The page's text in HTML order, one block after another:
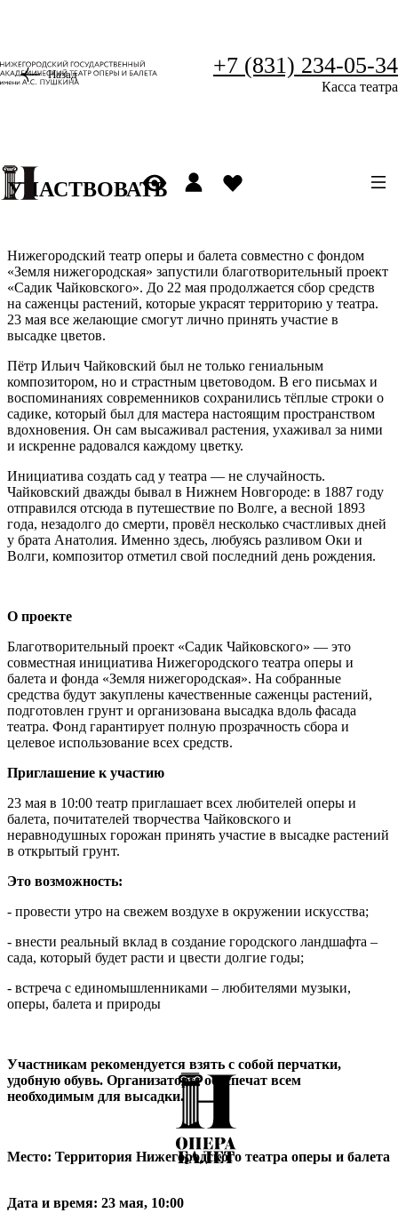
+7 (831) 234-05-34
Касса театра
Назад
УЧАСТВОВАТЬ
Нижегородский театр оперы и балета совместно с фондом
«Земля нижегородская» запустили благотворительный проект
«Садик Чайковского». До 22 мая продолжается сбор средств
на саженцы растений, которые украсят территорию у театра.
23 мая все желающие смогут лично принять участие в
высадке цветов.
Пётр Ильич Чайковский был не только гениальным
композитором, но и страстным цветоводом. В его письмах и
воспоминаниях современников сохранились тёплые строки о
садике, который был для мастера настоящим пространством
вдохновения. Он сам высаживал растения, ухаживал за ними
и искренне радовался каждому цветку.
Инициатива создать сад у театра — не случайность.
Чайковский дважды бывал в Нижнем Новгороде: в 1887 году
отправился отсюда в путешествие по Волге, а весной 1893
года, незадолго до смерти, провёл несколько счастливых дней
у брата Анатолия. Именно здесь, любуясь разливом Оки и
Волги, композитор отметил свой последний день рождения.
О проекте
Благотворительный проект «Садик Чайковского» — это
совместная инициатива Нижегородского театра оперы и
балета и фонда «Земля нижегородская». На собранные
средства будут закуплены качественные саженцы растений,
подготовлен грунт и организована высадка вдоль фасада
театра. Фонд гарантирует полную прозрачность сбора и
целевое использование всех средств.
Приглашение к участию
23 мая в 10:00 театр приглашает всех любителей оперы и
балета, почитателей творчества Чайковского и
неравнодушных горожан принять участие в высадке растений
в открытый грунт.
Это возможность:
- провести утро на свежем воздухе в окружении искусства;
- внести реальный вклад в создание городского ландшафта –
сада, который будет расти и цвести долгие годы;
- встреча с единомышленниками – любителями музыки,
оперы, балета и природы
Участникам рекомендуется взять с собой перчатки,
удобную обувь. Организаторы обеспечат всем
необходимым для высадки.
Место: Территория Нижегородского театра оперы и балета
Дата и время: 23 мая, 10:00